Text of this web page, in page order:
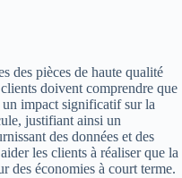
des pièces de haute qualité
doivent comprendre que
impact significatif sur la
justifiant ainsi un
des données et des
les clients à réaliser que la
des économies à court terme.